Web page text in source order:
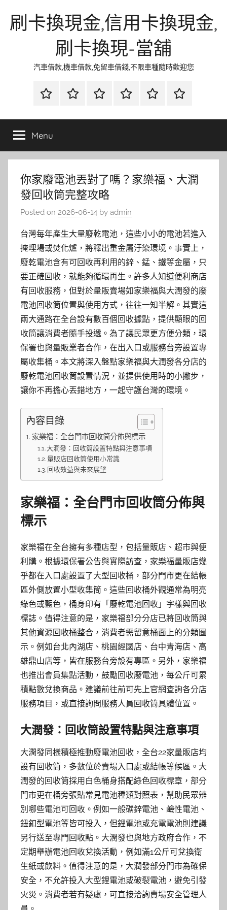
刷卡換現金,信用卡換現金,
刷卡換現-當舖
汽車借款,機車借款,免留車借錢,不限車種隨時歡迎您
首
當
金
網
資
流
時
環
清
聯
徵
Menu
你家廢電池丟對了嗎？家樂福、大潤
發回收筒完整攻略
Posted on 2026-06-14 by admin
台灣每年產生大量廢乾電池，這些小小的電池若進入
掩埋場或焚化爐，將釋出重金屬汙染環境。事實上，
廢乾電池含有可回收再利用的鋅、錳、鐵等金屬，只
要正確回收，就能夠循環再生。許多人知道便利商店
有回收服務，但對於量販賣場如家樂福與大潤發的廢
電池回收筒位置與使用方式，往往一知半解。其實這
兩大通路在全台設有數百個回收據點，提供顯眼的回
收筒讓消費者隨手投遞。為了讓民眾更方便分類，環
保署也與量販業者合作，在出入口或服務台旁設置專
屬收集桶。本文將深入盤點家樂福與大潤發各分店的
廢乾電池回收筒設置情況，並提供使用時的小撇步，
讓你不再擔心丟錯地方，一起守護台灣的環境。
內容目錄
家樂福：全台門市回收筒分佈與標示
大潤發：回收筒設置特點與注意事項
量販店回收筒使用小常識
回收效益與未來展望
家樂福：全台門市回收筒分佈與
標示
家樂福在全台擁有多種店型，包括量販店、超市與便
利購。根據環保署公告與實際訪查，家樂福量販店幾
乎都在入口處設置了大型回收桶，部分門市更在結帳
區外側放置小型收集筒。這些回收桶外觀通常為明亮
綠色或藍色，桶身印有「廢乾電池回收」字樣與回收
標誌。值得注意的是，家樂福部分分店已將回收筒與
其他資源回收桶整合，消費者需留意桶面上的分類圖
示。例如台北內湖店、桃園經國店、台中青海店、高
雄鼎山店等，皆在服務台旁設有專區。另外，家樂福
也推出會員集點活動，鼓勵回收廢電池，每公斤可累
積點數兌換商品。建議前往前可先上官網查詢各分店
服務項目，或直接詢問服務人員回收筒具體位置。
大潤發：回收筒設置特點與注意事項
大潤發同樣積極推動廢電池回收，全台22家量販店均
設有回收筒，多數位於賣場入口處或結帳等候區。大
潤發的回收筒採用白色桶身搭配綠色回收標章，部分
門市更在桶旁張貼常見電池種類對照表，幫助民眾辨
別哪些電池可回收。例如一般碳鋅電池、鹼性電池、
鈕釦型電池等皆可投入，但鋰電池或充電電池則建議
另行送至專門回收點。大潤發也與地方政府合作，不
定期舉辦電池回收兌換活動，例如滿1公斤可兌換衛
生紙或飲料。值得注意的是，大潤發部分門市為確保
安全，不允許投入大型鋰電池或破裂電池，避免引發
火災。消費者若有疑慮，可直接洽詢賣場安全管理人